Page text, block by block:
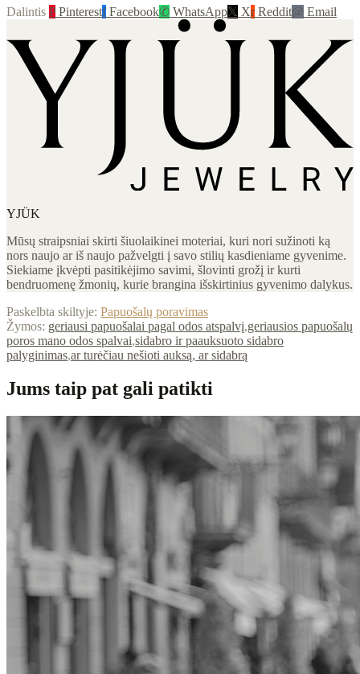
Dalintis PPinterestfFacebook✆ WhatsApp𝕏 XrReddit@ Email
YJÜK
Mūsų straipsniai skirti šiuolaikinei moteriai, kuri nori sužinoti ką
nors naujo ar iš naujo pažvelgti į savo stilių kasdieniame gyvenime.
Siekiame įkvėpti pasitikėjimo savimi, šlovinti grožį ir kurti
bendruomenę žmonių, kurie brangina išskirtinius gyvenimo dalykus.
Paskelbta skiltyje: Papuošalų poravimas
Žymos: geriausi papuošalai pagal odos atspalvį,geriausios papuošalų
poros mano odos spalvai,sidabro ir paauksuoto sidabro
palyginimas,ar turėčiau nešioti auksą, ar sidabrą
Jums taip pat gali patikti